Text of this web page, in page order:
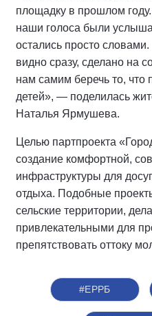
площадку в прошлом
наши голоса были
остались просто
видно сразу, сделано на
нам самим беречь то, что
детей», — поделилась
Наталья Ярмушева.
Целью партпроекта
создание комфортной,
инфраструктуры для
отдыха. Подобные
сельские территории,
привлекательными для
препятствовать оттоку
#ЕРРБ